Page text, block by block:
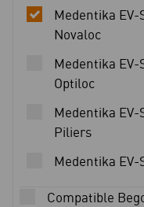
Medentika EV-
Novaloc
Medentika EV-
Optiloc
Medentika EV-
Piliers
Medentika EV-
Compatible